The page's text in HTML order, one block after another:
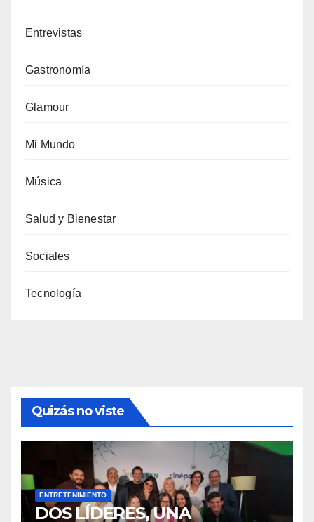
Entrevistas
Gastronomía
Glamour
Mi Mundo
Música
Salud y Bienestar
Sociales
Tecnología
Quizás no viste
ENTRETENIMIENTO
DOS LÍDERES, UNA